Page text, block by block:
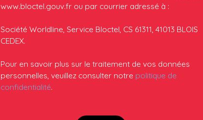
www.bloctel.gouv.fr ou par courrier adressé à :
Société Worldline, Service Bloctel, CS 61311, 41013 BLOIS
CEDEX.
Pour en savoir plus sur le traitement de vos données
personnelles, veuillez consulter notre politique de
confidentialité.